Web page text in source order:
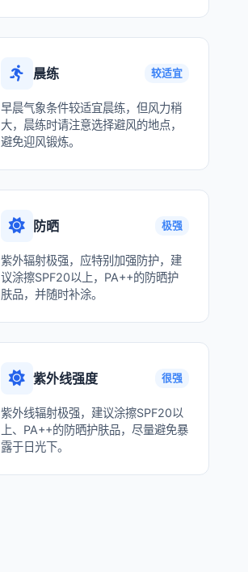
晨练 较适宜
早晨气象条件较适宜晨练，但风力稍
大，晨练时请注意选择避风的地点，
避免迎风锻炼。
防晒 极强
紫外辐射极强，应特别加强防护，建
议涂擦SPF20以上，PA++的防晒护
肤品，并随时补涂。
紫外线强度 很强
紫外线辐射极强，建议涂擦SPF20以
上、PA++的防晒护肤品，尽量避免暴
露于日光下。